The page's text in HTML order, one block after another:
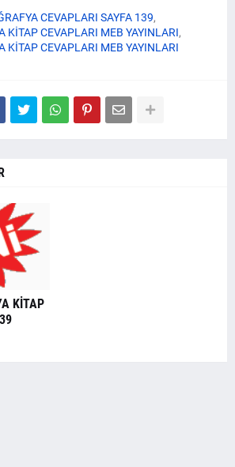
CEVAPLARI SAYFA 139
KİTAP CEVAPLARI MEB YAYINLARI
KİTAP CEVAPLARI MEB YAYINLARI
KİTAP